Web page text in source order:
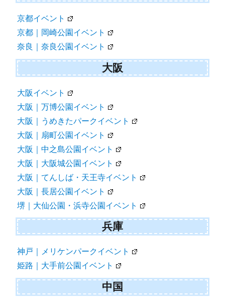
京都イベント
京都｜岡崎公園イベント
奈良｜奈良公園イベント
大阪
大阪イベント
大阪｜万博公園イベント
大阪｜うめきたパークイベント
大阪｜扇町公園イベント
大阪｜中之島公園イベント
大阪｜大阪城公園イベント
大阪｜てんしば・天王寺イベント
大阪｜長居公園イベント
堺｜大仙公園・浜寺公園イベント
兵庫
神戸｜メリケンパークイベント
姫路｜大手前公園イベント
中国